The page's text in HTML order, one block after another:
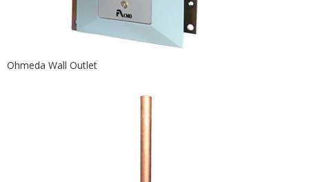
Ohmeda Wall Outlet